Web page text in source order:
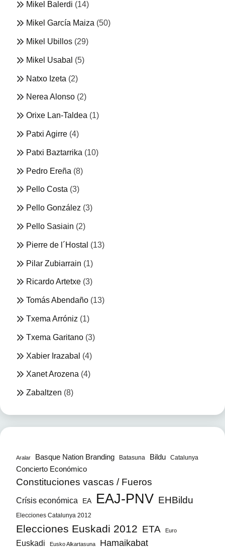
Mikel Balerdi (14)
Mikel García Maiza (50)
Mikel Ubillos (29)
Mikel Usabal (5)
Natxo Izeta (2)
Nerea Alonso (2)
Orixe Lan-Taldea (1)
Patxi Agirre (4)
Patxi Baztarrika (10)
Pedro Ereña (8)
Pello Costa (3)
Pello González (3)
Pello Sasiain (2)
Pierre de l´Hostal (13)
Pilar Zubiarrain (1)
Ricardo Artetxe (3)
Tomás Abendaño (13)
Txema Arróniz (1)
Txema Garitano (3)
Xabier Irazabal (4)
Xanet Arozena (4)
Zabaltzen (8)
Aralar Basque Nation Branding Batasuna Bildu Catalunya
Concierto Económico
Constituciones vascas / Fueros
Crísis económica EA EAJ-PNV EHBildu
Elecciones Catalunya 2012
Elecciones Euskadi 2012 ETA Euro
Euskadi Eusko Alkartasuna Hamaikabat